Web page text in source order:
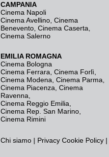
CAMPANIA
Cinema Napoli
Cinema Avellino Cinema
Benevento Cinema Caserta
Cinema Salerno
EMILIA ROMAGNA
Cinema Bologna
Cinema Ferrara Cinema Forlì
Cinema Modena Cinema Parma
Cinema Piacenza Cinema
Ravenna
Cinema Reggio Emilia
Cinema Rep. San Marino
Cinema Rimini
Chi siamo | Privacy Cookie Policy |